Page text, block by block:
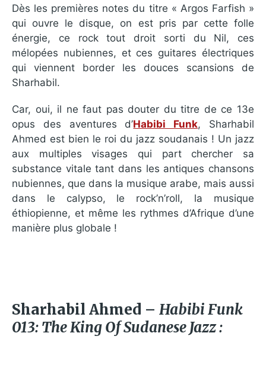
Dès les premières notes du titre « Argos Farfish »
qui ouvre le disque, on est pris par cette folle
énergie, ce rock tout droit sorti du Nil, ces
mélopées nubiennes, et ces guitares électriques
qui viennent border les douces scansions de
Sharhabil.
Car, oui, il ne faut pas douter du titre de ce 13e
opus des aventures d’Habibi Funk, Sharhabil
Ahmed est bien le roi du jazz soudanais ! Un jazz
aux multiples visages qui part chercher sa
substance vitale tant dans les antiques chansons
nubiennes, que dans la musique arabe, mais aussi
dans le calypso, le rock’n’roll, la musique
éthiopienne, et même les rythmes d’Afrique d’une
manière plus globale !
Sharhabil Ahmed – Habibi Funk
013: The King Of Sudanese Jazz :